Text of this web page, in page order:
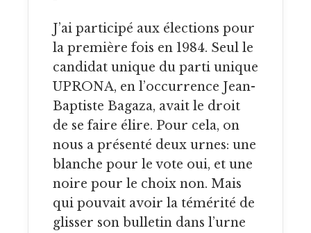
J’ai participé aux élections pour
la première fois en 1984. Seul le
candidat unique du parti unique
UPRONA, en l’occurrence Jean-
Baptiste Bagaza, avait le droit
de se faire élire. Pour cela, on
nous a présenté deux urnes: une
blanche pour le vote oui, et une
noire pour le choix non. Mais
qui pouvait avoir la témérité de
glisser son bulletin dans l’urne